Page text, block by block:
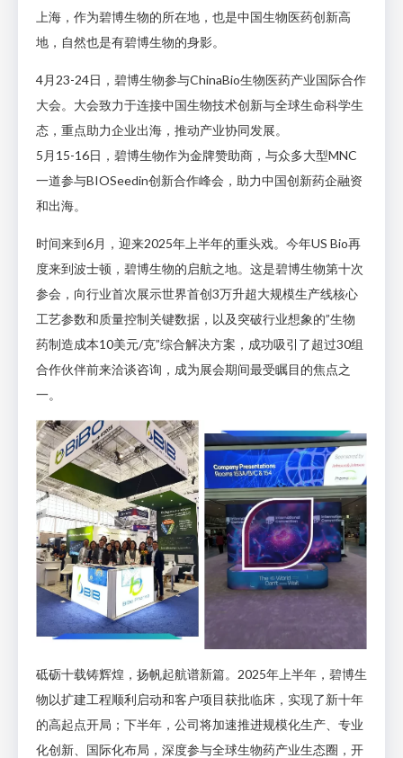
上海，作为碧博生物的所在地，也是中国生物医药创新高
地，自然也是有碧博生物的身影。
4月23-24日，碧博生物参与ChinaBio生物医药产业国际合作
大会。大会致力于连接中国生物技术创新与全球生命科学生
态，重点助力企业出海，推动产业协同发展。
5月15-16日，碧博生物作为金牌赞助商，与众多大型MNC
一道参与BIOSeedin创新合作峰会，助力中国创新药企融资
和出海。
时间来到6月，迎来2025年上半年的重头戏。今年US Bio再
度来到波士顿，碧博生物的启航之地。这是碧博生物第十次
参会，向行业首次展示世界首创3万升超大规模生产线核心
工艺参数和质量控制关键数据，以及突破行业想象的”生物
药制造成本10美元/克”综合解决方案，成功吸引了超过30组
合作伙伴前来洽谈咨询，成为展会期间最受瞩目的焦点之
一。
砥砺十载铸辉煌，扬帆起航谱新篇。2025年上半年，碧博生
物以扩建工程顺利启动和客户项目获批临床，实现了新十年
的高起点开局；下半年，公司将加速推进规模化生产、专业
化创新、国际化布局，深度参与全球生物药产业生态圈，开